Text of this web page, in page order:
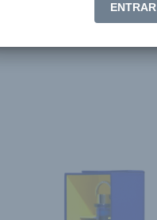
Coconut
ENTRAR